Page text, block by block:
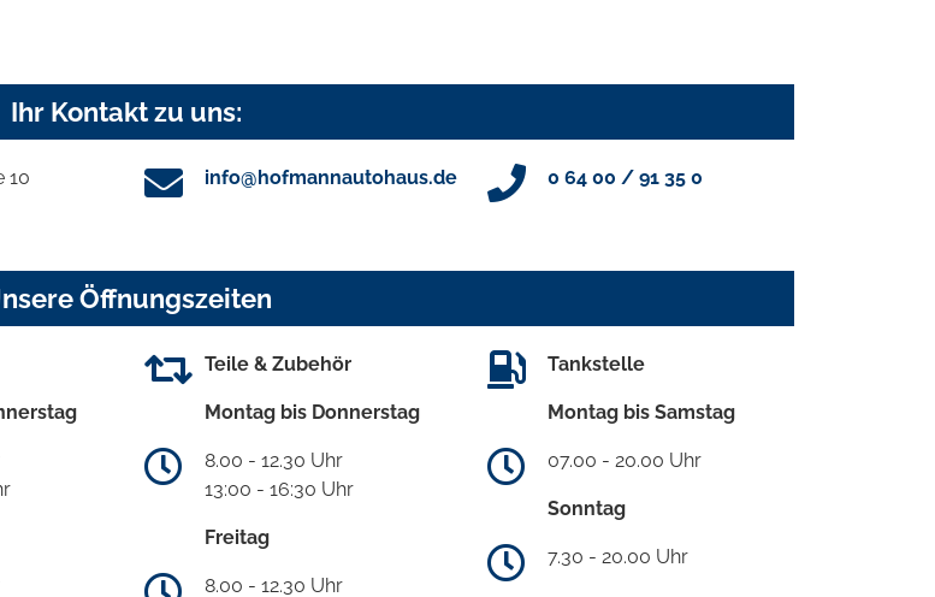
Ihr Kontakt zu uns:
10
info@hofmannautohaus.de 0 64 00 / 91 35 0
Öffnungszeiten
Teile & Zubehör
Montag bis Donnerstag
8.00 - 12.30 Uhr
13:00 - 16:30 Uhr
Freitag
8.00 - 12.30 Uhr
Tankstelle
Montag bis Samstag
07.00 - 20.00 Uhr
Sonntag
7.30 - 20.00 Uhr